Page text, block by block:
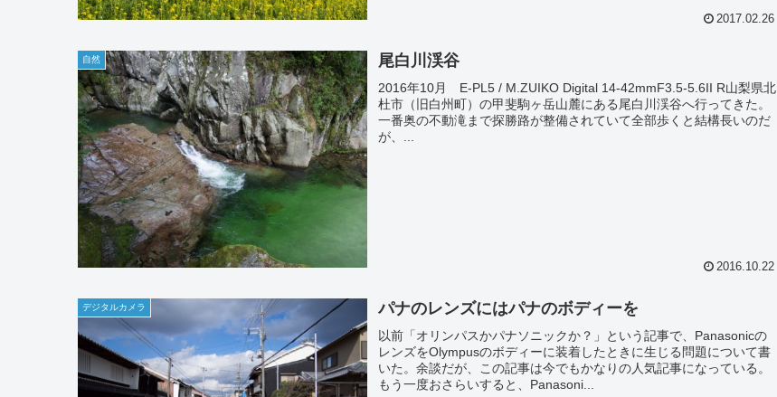
2017.02.26
自然 尾白川渓谷
2016年10月 E-PL5 / M.ZUIKO Digital 14-42mmF3.5-5.6II R山梨県北
杜市（旧白州町）の甲斐駒ヶ岳山麓にある尾白川渓谷へ行ってきた。
一番奥の不動滝まで探勝路が整備されていて全部歩くと結構長いのだ
が、...
2016.10.22
デジタルカメラ パナのレンズにはパナのボディーを
以前「オリンパスかパナソニックか？」という記事で、Panasonicの
レンズをOlympusのボディーに装着したときに生じる問題について書
いた。余談だが、この記事は今でもかなりの人気記事になっている。
もう一度おさらいすると、Panasoni...